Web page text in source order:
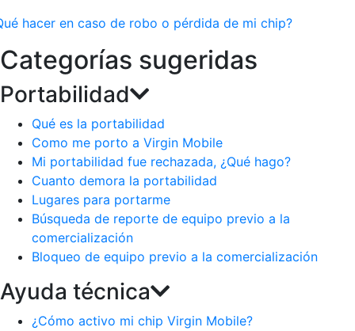
hacer en caso de robo o pérdida de mi chip?
Categorías sugeridas
Portabilidad
Qué es la portabilidad
Como me porto a Virgin Mobile
Mi portabilidad fue rechazada, ¿Qué hago?
Cuanto demora la portabilidad
Lugares para portarme
Búsqueda de reporte de equipo previo a la
comercialización
Bloqueo de equipo previo a la comercialización
Ayuda técnica
¿Cómo activo mi chip Virgin Mobile?